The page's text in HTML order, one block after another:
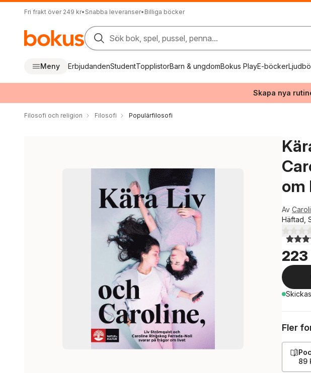
Fri frakt över 249 kr• Snabba leveranser• Billiga böcker
Sök bok, spel, pussel, penna...
Meny ErbjudandenStudentTopplistorBarn & ungdomBokus PlayE-böcker
Skapa nya
Filosofi och religion Filosofi Populärfilosofi
om
Av
Häftad,
4,7utav
Skickas
Fler
89